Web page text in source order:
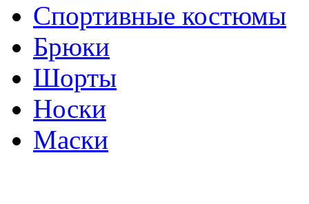
Спортивные костюмы
Брюки
Шорты
Носки
Маски